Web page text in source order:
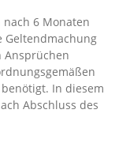
6 Monaten
Geltendmachung
Ansprüchen
In diesem
Abschluss des